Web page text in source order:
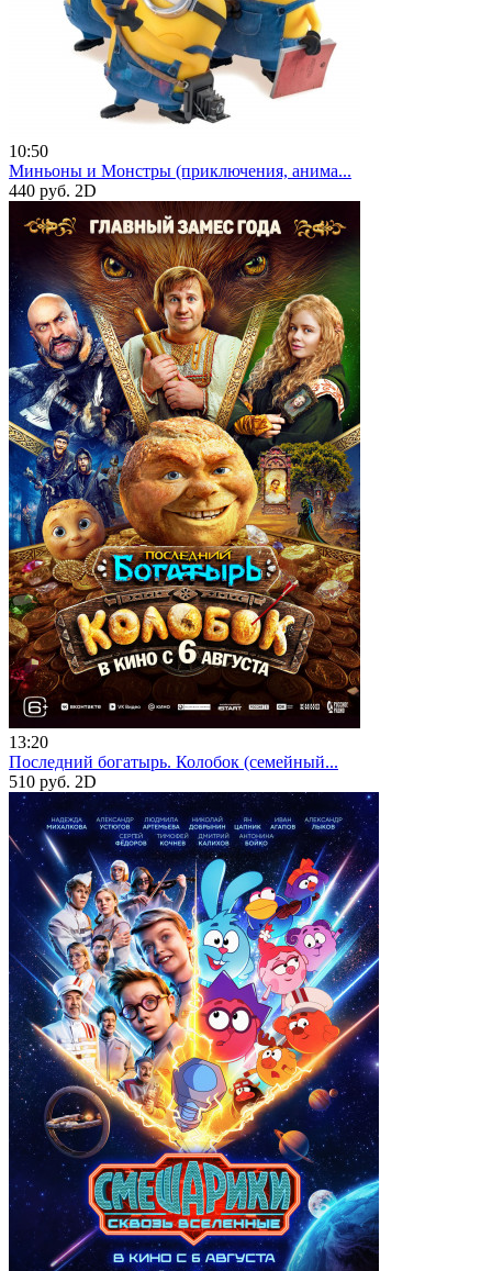
10:50
Миньоны и Монстры (приключения, анима...
440 руб. 2D
13:20
Последний богатырь. Колобок (семейный...
510 руб. 2D